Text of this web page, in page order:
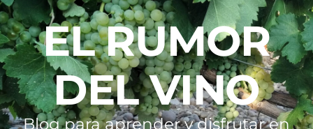
EL RUMOR
DEL VINO
Blog para aprender y disfrutar en